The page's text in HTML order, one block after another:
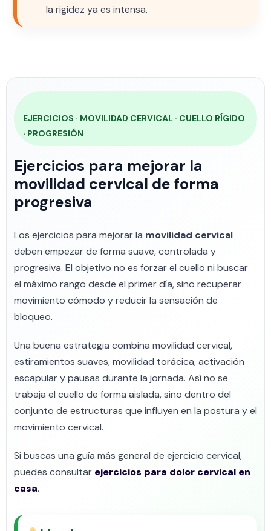
la rigidez ya es intensa.
EJERCICIOS · MOVILIDAD CERVICAL · CUELLO RÍGIDO
· PROGRESIÓN
Ejercicios para mejorar la
movilidad cervical de forma
progresiva
Los ejercicios para mejorar la movilidad cervical
deben empezar de forma suave, controlada y
progresiva. El objetivo no es forzar el cuello ni buscar
el máximo rango desde el primer día, sino recuperar
movimiento cómodo y reducir la sensación de
bloqueo.
Una buena estrategia combina movilidad cervical,
estiramientos suaves, movilidad torácica, activación
escapular y pausas durante la jornada. Así no se
trabaja el cuello de forma aislada, sino dentro del
conjunto de estructuras que influyen en la postura y el
movimiento cervical.
Si buscas una guía más general de ejercicio cervical,
puedes consultar ejercicios para dolor cervical en
casa.